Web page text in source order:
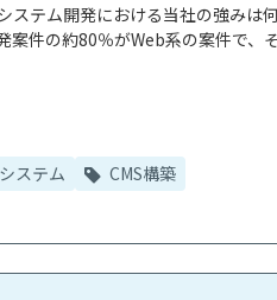
ステム開発における当社の強みは
案件の約80％がWeb系の案件で、
ステム CMS構築